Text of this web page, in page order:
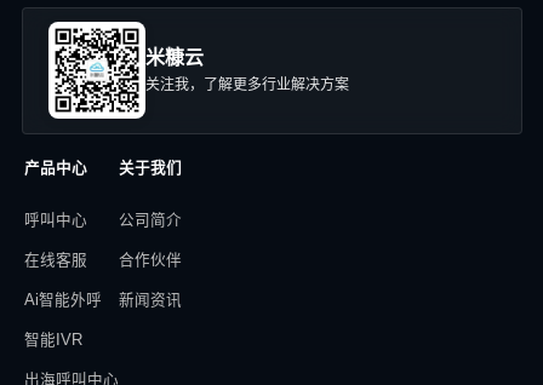
米糠云
关注我，了解更多行业解决方案
产品中心
呼叫中心
在线客服
Ai智能外呼
智能IVR
出海呼叫中心
关于我们
公司简介
合作伙伴
新闻资讯